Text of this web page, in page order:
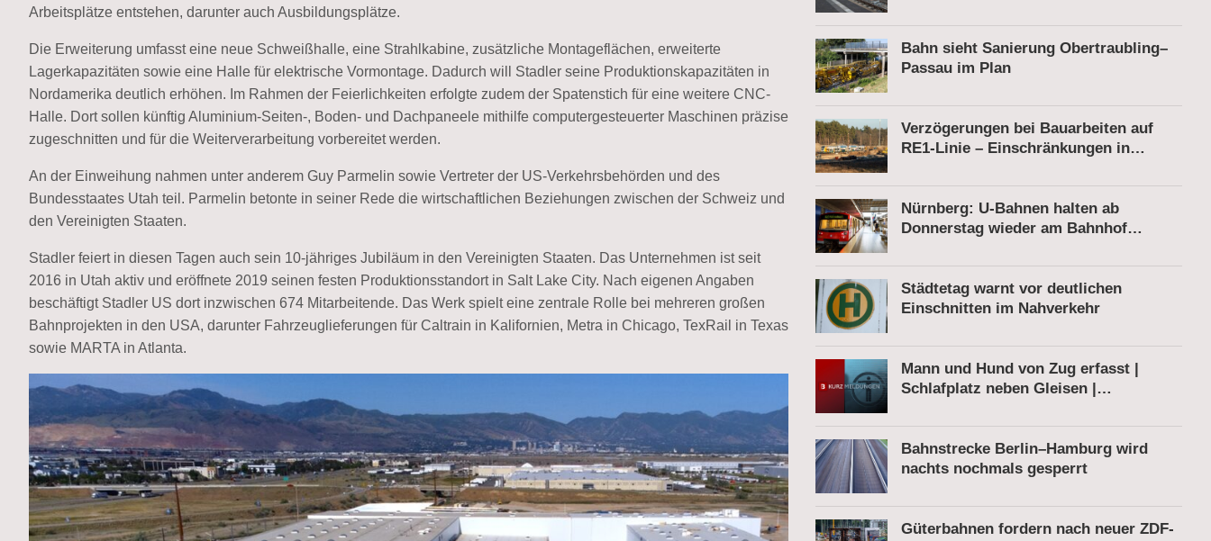
Arbeitsplätze entstehen, darunter auch Ausbildungsplätze.
Die Erweiterung umfasst eine neue Schweißhalle, eine Strahlkabine, zusätzliche Montageflächen, erweiterte
Lagerkapazitäten sowie eine Halle für elektrische Vormontage. Dadurch will Stadler seine Produktionskapazitäten in
Nordamerika deutlich erhöhen. Im Rahmen der Feierlichkeiten erfolgte zudem der Spatenstich für eine weitere CNC-
Halle. Dort sollen künftig Aluminium-Seiten-, Boden- und Dachpaneele mithilfe computergesteuerter Maschinen präzise
zugeschnitten und für die Weiterverarbeitung vorbereitet werden.
An der Einweihung nahmen unter anderem Guy Parmelin sowie Vertreter der US-Verkehrsbehörden und des
Bundesstaates Utah teil. Parmelin betonte in seiner Rede die wirtschaftlichen Beziehungen zwischen der Schweiz und
den Vereinigten Staaten.
Stadler feiert in diesen Tagen auch sein 10-jähriges Jubiläum in den Vereinigten Staaten. Das Unternehmen ist seit
2016 in Utah aktiv und eröffnete 2019 seinen festen Produktionsstandort in Salt Lake City. Nach eigenen Angaben
beschäftigt Stadler US dort inzwischen 674 Mitarbeitende. Das Werk spielt eine zentrale Rolle bei mehreren großen
Bahnprojekten in den USA, darunter Fahrzeuglieferungen für Caltrain in Kalifornien, Metra in Chicago, TexRail in Texas
sowie MARTA in Atlanta.
Bahn sieht Sanierung Obertraubling–
Passau im Plan
Verzögerungen bei Bauarbeiten auf
RE1-Linie – Einschränkungen in
Nürnberg: U-Bahnen halten ab
Donnerstag wieder am Bahnhof
Städtetag warnt vor deutlichen
Einschnitten im Nahverkehr
Mann und Hund von Zug erfasst |
Schlafplatz neben Gleisen |
Fußgänger
Bahnstrecke Berlin–Hamburg wird
nachts nochmals gesperrt
Güterbahnen fordern nach neuer ZDF-